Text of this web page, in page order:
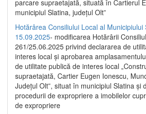
parcare supraetajată, situată în Cartierul
municipiul Slatina, județul Olt”
Hotărârea Consiliului Local al Municipiului
15.09.2025- modificarea Hotărârii
261/25.06.2025 privind declararea de
interes local și aprobarea
de utilitate publică de interes local
supraetajată, Cartier Eugen Ionescu,
Județul Olt”, situat în municipiul Slatina și
procedurii de expropriere a imobilelor
de expropriere